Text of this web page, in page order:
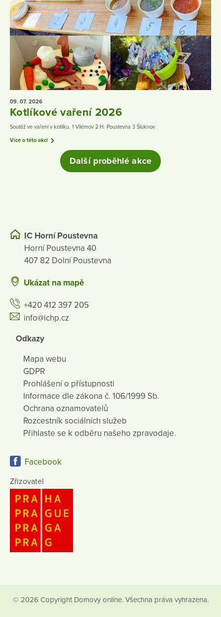
09. 07. 2026
Kotlíkové vaření 2026
Soutěž ve vaření v kotlíku. 1 Vilémov 2 H. Poustevna 3 Šluknov
Více o této akci
Další proběhlé akce
IC Horní Poustevna
Horní Poustevna 40
407 82 Dolní Poustevna
Ukázat na mapě
+420 412 397 205
info@ichp.cz
Odkazy
Mapa webu
GDPR
Prohlášení o přístupnosti
Informace dle zákona č. 106/1999 Sb.
Ochrana oznamovatelů
Rozcestník sociálních služeb
Přihlaste se k odběru našeho zpravodaje.
Facebook
Zřizovatel
© 2026 Copyright Domovy online. Všechna práva vyhrazena.